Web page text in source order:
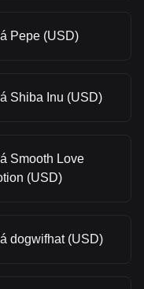
Pepe (USD)
Shiba Inu (USD)
Smooth Love
(USD)
dogwifhat (USD)